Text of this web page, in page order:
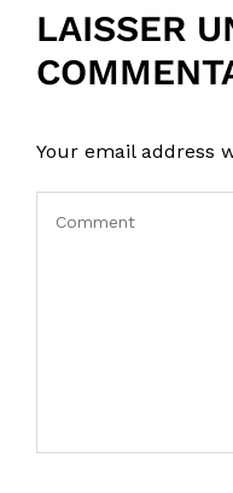
LAISSER
Your email address